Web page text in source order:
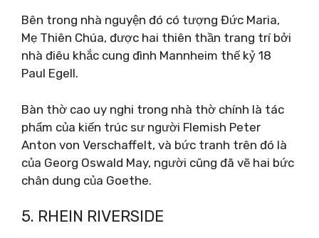
Bên trong nhà nguyện đó có tượng Đức Maria,
Mẹ Thiên Chúa, được hai thiên thần trang trí bởi
nhà điêu khắc cung đình Mannheim thế kỷ 18
Paul Egell.
Bàn thờ cao uy nghi trong nhà thờ chính là tác
phẩm của kiến ​​trúc sư người Flemish Peter
Anton von Verschaffelt, và bức tranh trên đó là
của Georg Oswald May, người cũng đã vẽ hai bức
chân dung của Goethe.
5. RHEIN RIVERSIDE